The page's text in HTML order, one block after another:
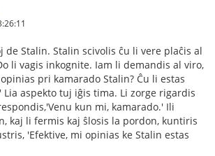
de Stalin. Stalin scivolis ĉu li vere plaĉis al
li vagis inkognite. Iam li demandis al viro,
pri kamarado Stalin? Ĉu li estas
Lia aspekto tuj iĝis tima. Li zorge rigardis
kun mi, kamarado.' Ili
kaj li fermis kaj ŝlosis la pordon, kuntiris
'Efektive, mi opinias ke Stalin estas